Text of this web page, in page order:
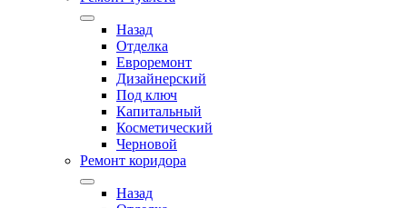
Назад
Отделка
Евроремонт
Дизайнерский
Под ключ
Капитальный
Косметический
Черновой
Ремонт коридора
Назад